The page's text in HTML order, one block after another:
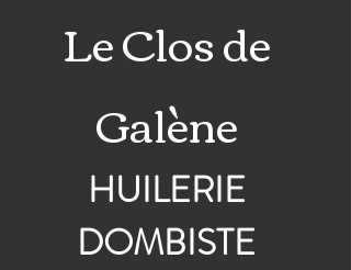
Le Clos de
Galène
HUILERIE
DOMBISTE